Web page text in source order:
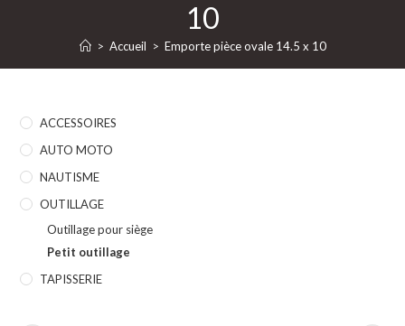
10
> Accueil > Emporte pièce ovale 14.5 x 10
ACCESSOIRES
AUTO MOTO
NAUTISME
OUTILLAGE
Outillage pour siège
Petit outillage
TAPISSERIE